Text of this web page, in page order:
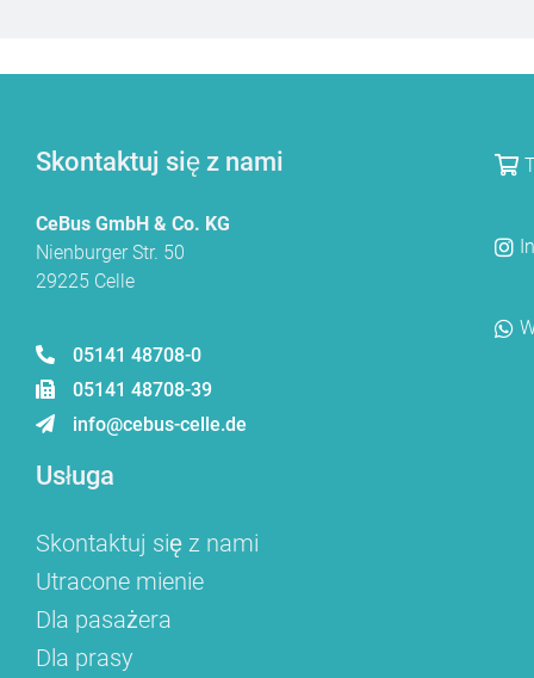
Skontaktuj się z nami
CeBus GmbH & Co. KG
Nienburger Str. 50
29225 Celle
05141 48708-0
05141 48708-39
info@cebus-celle.de
Usługa
Skontaktuj się z nami
Utracone mienie
Dla pasażera
Dla prasy